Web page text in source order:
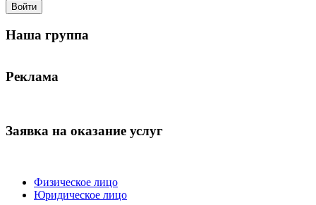
Войти
Наша группа
Реклама
Заявка на оказание услуг
Физическое лицо
Юридическое лицо